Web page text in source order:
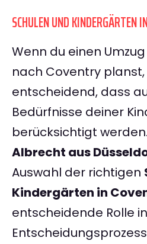
SCHULEN UND KINDERGÄRTEN
Wenn du einen
nach Coventry planst,
entscheidend, dass
Bedürfnisse deiner
berücksichtigt werden.
Albrecht aus
Auswahl der richtigen
Kindergärten in
entscheidende Rolle